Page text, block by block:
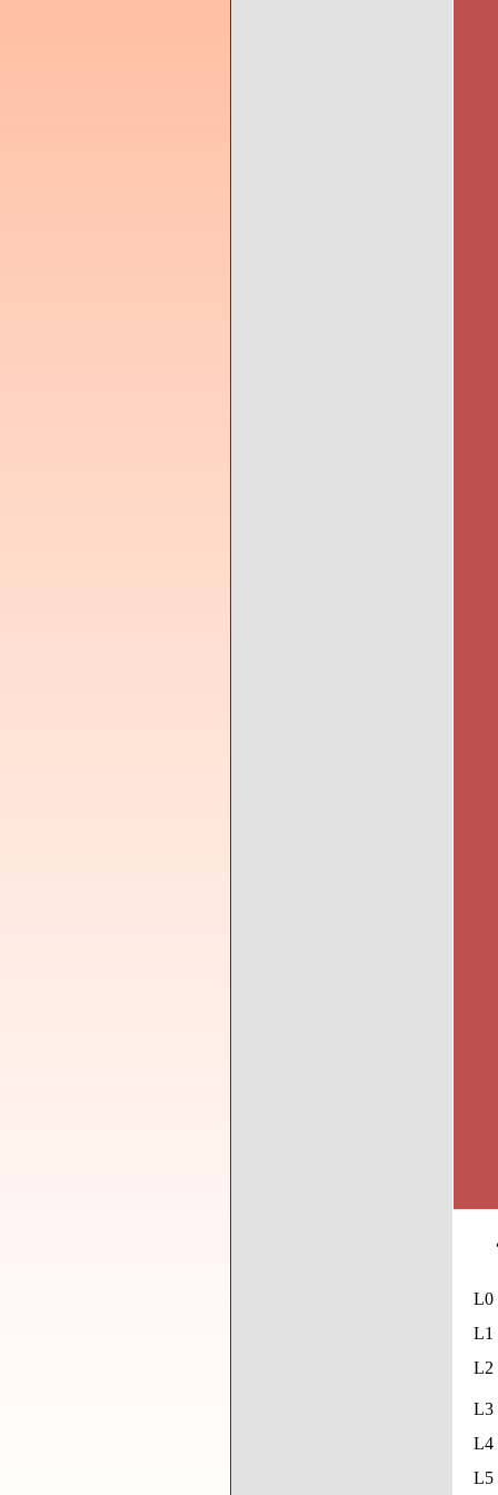
L0
L2
L4